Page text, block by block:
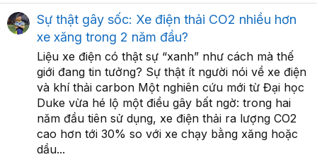
Sự thật gây sốc: Xe điện thải CO2 nhiều hơn
xe xăng trong 2 năm đầu?
Liệu xe điện có thật sự “xanh” như cách mà thế
giới đang tin tưởng? Sự thật ít người nói về xe điện
và khí thải carbon Một nghiên cứu mới từ Đại học
Duke vừa hé lộ một điều gây bất ngờ: trong hai
năm đầu tiên sử dụng, xe điện thải ra lượng CO2
cao hơn tới 30% so với xe chạy bằng xăng hoặc
dầu...